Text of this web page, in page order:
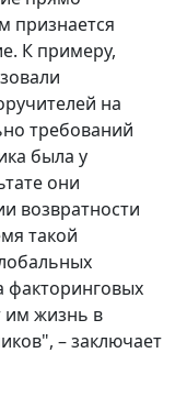
признается
К примеру,
на
требований
была у
они
возвратности
такой
факторинговых
им жизнь в
– заключает